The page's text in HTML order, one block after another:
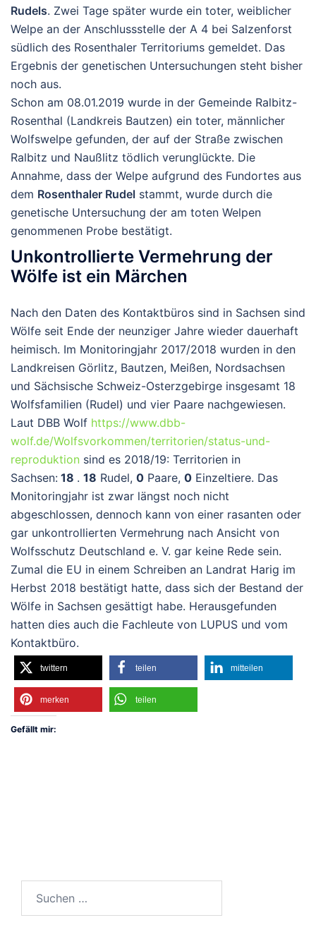
Rudels. Zwei Tage später wurde ein toter, weiblicher
Welpe an der Anschlussstelle der A 4 bei Salzenforst
südlich des Rosenthaler Territoriums gemeldet. Das
Ergebnis der genetischen Untersuchungen steht bisher
noch aus.
Schon am 08.01.2019 wurde in der Gemeinde Ralbitz-
Rosenthal (Landkreis Bautzen) ein toter, männlicher
Wolfswelpe gefunden, der auf der Straße zwischen
Ralbitz und Naußlitz tödlich verunglückte. Die
Annahme, dass der Welpe aufgrund des Fundortes aus
dem Rosenthaler Rudel stammt, wurde durch die
genetische Untersuchung der am toten Welpen
genommenen Probe bestätigt.
Unkontrollierte Vermehrung der
Wölfe ist ein Märchen
Nach den Daten des Kontaktbüros sind in Sachsen sind
Wölfe seit Ende der neunziger Jahre wieder dauerhaft
heimisch. Im Monitoringjahr 2017/2018 wurden in den
Landkreisen Görlitz, Bautzen, Meißen, Nordsachsen
und Sächsische Schweiz-Osterzgebirge insgesamt 18
Wolfsfamilien (Rudel) und vier Paare nachgewiesen.
Laut DBB Wolf https://www.dbb-
wolf.de/Wolfsvorkommen/territorien/status-und-
reproduktion sind es 2018/19: Territorien in
Sachsen: 18 . 18 Rudel, 0 Paare, 0 Einzeltiere. Das
Monitoringjahr ist zwar längst noch nicht
abgeschlossen, dennoch kann von einer rasanten oder
gar unkontrollierten Vermehrung nach Ansicht von
Wolfsschutz Deutschland e. V. gar keine Rede sein.
Zumal die EU in einem Schreiben an Landrat Harig im
Herbst 2018 bestätigt hatte, dass sich der Bestand der
Wölfe in Sachsen gesättigt habe. Herausgefunden
hatten dies auch die Fachleute von LUPUS und vom
Kontaktbüro.
twittern teilen mitteilen
merken teilen
Gefällt mir:
nach: